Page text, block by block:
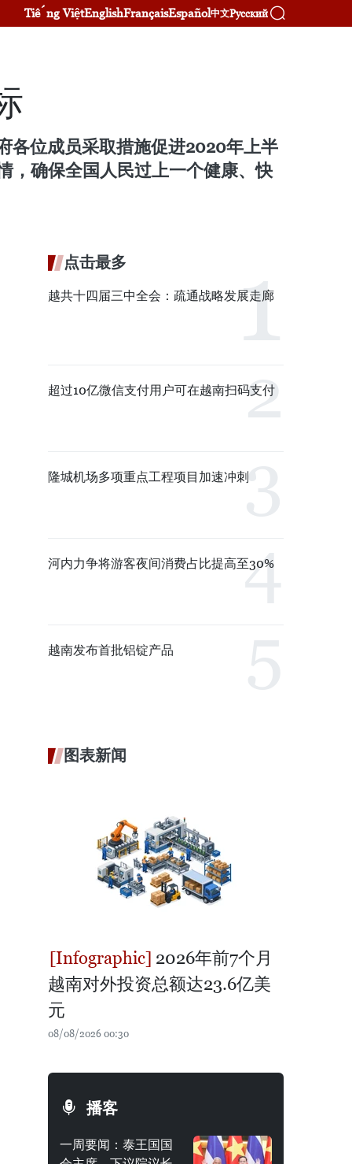
Tiếng ViệtEnglishFrançaisEspañol中文Русский
各位成员采取措施促进2020年上半
，确保全国人民过上一个健康、快
点击最多
越共十四届三中全会：疏通战略发展走廊
超过10亿微信支付用户可在越南扫码支付
隆城机场多项重点工程项目加速冲刺
河内力争将游客夜间消费占比提高至30%
越南发布首批铝锭产品
图表新闻
2026年前7个月
越南对外投资总额达23.6亿美
元
08/08/2026 00:30
播客
一周要闻：泰王国国